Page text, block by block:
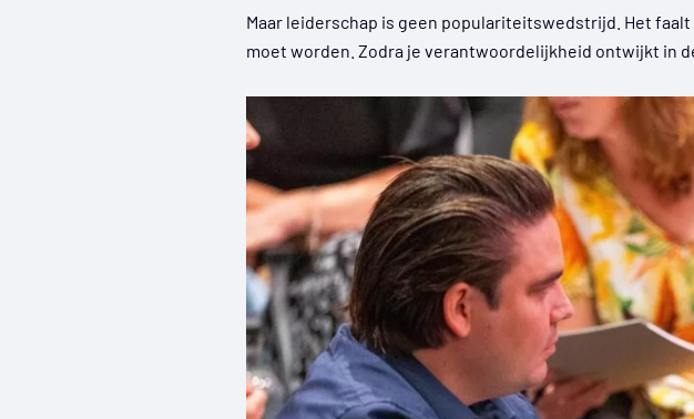
Maar leiderschap is geen populariteitswedstrijd. Het
moet worden. Zodra je verantwoordelijkheid ontwijkt in